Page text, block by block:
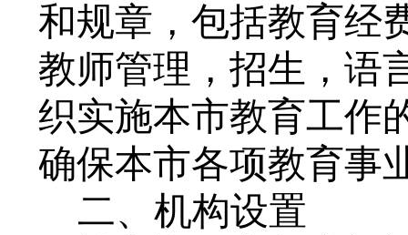
和规章，包括教育经
教师管理，招生，语
织实施本市教育工作
确保本市各项教育事
二、机构设置